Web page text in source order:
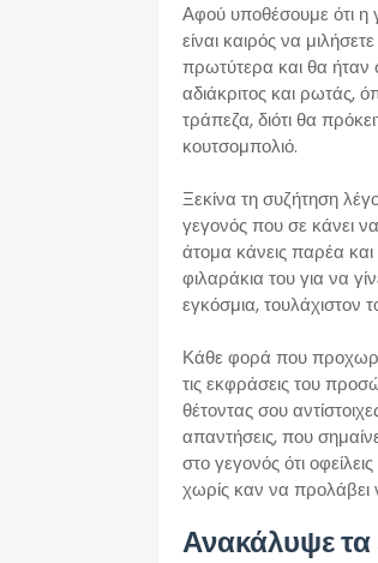
Αφού υποθέσουμε ότι η
είναι καιρός να
πρωτύτερα και θα
αδιάκριτος και ρωτάς,
τράπεζα, διότι θα
κουτσομπολιό.
Ξεκίνα τη συζήτηση
γεγονός που σε κάνει
άτομα κάνεις παρέα
φιλαράκια του για να
εγκόσμια, τουλάχιστον
Κάθε φορά που
τις εκφράσεις του
θέτοντας σου
απαντήσεις, που
στο γεγονός ότι
χωρίς καν να προλάβει
Ανακάλυψε τα